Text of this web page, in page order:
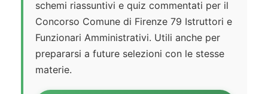
schemi riassuntivi e quiz commentati per il
Concorso Comune di Firenze 79 Istruttori e
Funzionari Amministrativi. Utili anche per
prepararsi a future selezioni con le stesse
materie.